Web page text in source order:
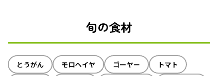
旬の食材
とうがん モロヘイヤ ゴーヤー
トマト